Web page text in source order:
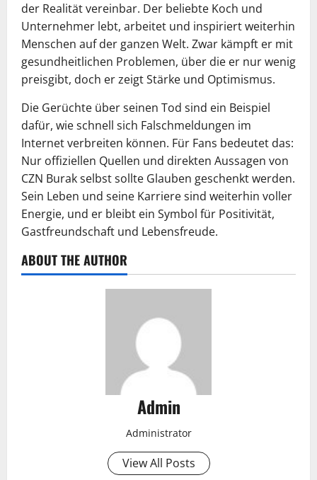
der Realität vereinbar. Der beliebte Koch und
Unternehmer lebt, arbeitet und inspiriert weiterhin
Menschen auf der ganzen Welt. Zwar kämpft er mit
gesundheitlichen Problemen, über die er nur wenig
preisgibt, doch er zeigt Stärke und Optimismus.
Die Gerüchte über seinen Tod sind ein Beispiel
dafür, wie schnell sich Falschmeldungen im
Internet verbreiten können. Für Fans bedeutet das:
Nur offiziellen Quellen und direkten Aussagen von
CZN Burak selbst sollte Glauben geschenkt werden.
Sein Leben und seine Karriere sind weiterhin voller
Energie, und er bleibt ein Symbol für Positivität,
Gastfreundschaft und Lebensfreude.
ABOUT THE AUTHOR
Admin
Administrator
View All Posts